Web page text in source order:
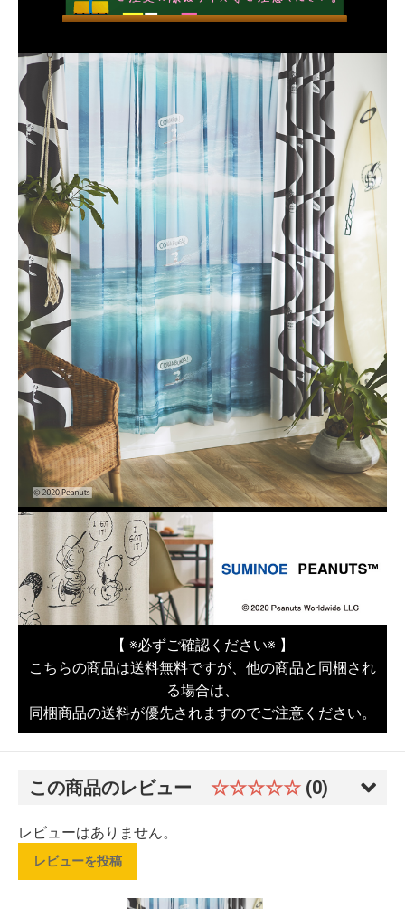
【 ※必ずご確認ください※ 】
こちらの商品は送料無料ですが、他の商品と同梱され
る場合は、
同梱商品の送料が優先されますのでご注意ください。
この商品のレビュー ☆☆☆☆☆ (0)
レビューはありません。
レビューを投稿